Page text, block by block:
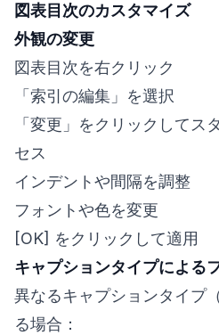
図表目次のカスタマイズ
外観の変更
図表目次を右クリック
「索引の編集」を選択
「変更」をクリックしてス
セス
インデントや間隔を調整
フォントや色を変更
[OK] をクリックして適用
キャプションタイプによる
異なるキャプションタイプ
る場合：